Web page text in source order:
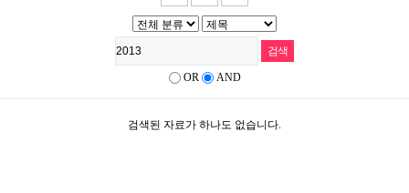
OR AND
검색된 자료가 하나도 없습니다.